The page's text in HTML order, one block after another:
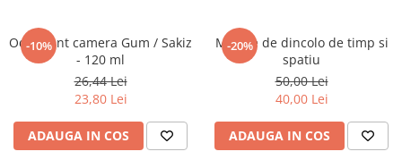
Limbi Straine
Povesti
Povesti ilustrate
Realitatea Augmentata
-10%
Odorizant camera Gum / Sakiz
- 120 ml
26,44 Lei
23,80 Lei
ADAUGA IN COS
-20%
Mesaje de dincolo de timp si
spatiu
50,00 Lei
40,00 Lei
ADAUGA IN COS